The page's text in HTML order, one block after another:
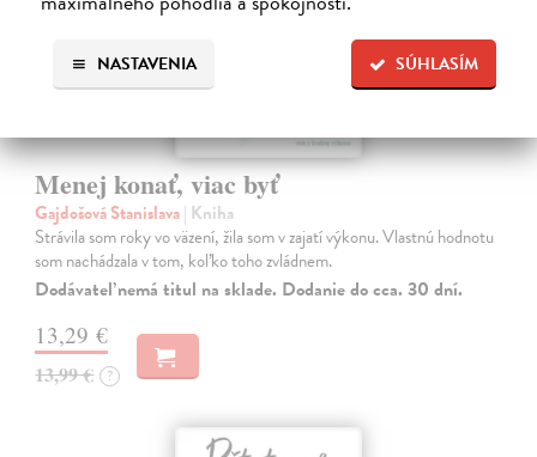
SÚHLASÍM
NASTAVENIA
Menej konať, viac byť
Gajdošová Stanislava| Kniha
Strávila som roky vo väzení, žila som v zajatí výkonu. Vlastnú hodnotu
som nachádzala v tom, koľko toho zvládnem.
Dodávateľ nemá titul na sklade. Dodanie do cca. 30 dní.
13,29 €
13,99 € ?